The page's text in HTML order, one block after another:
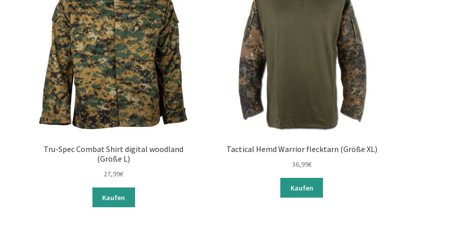
Tru-Spec Combat Shirt digital woodland
(Größe L)
27,99€
Kaufen
Tactical Hemd Warrior flecktarn (Größe XL)
36,99€
Kaufen